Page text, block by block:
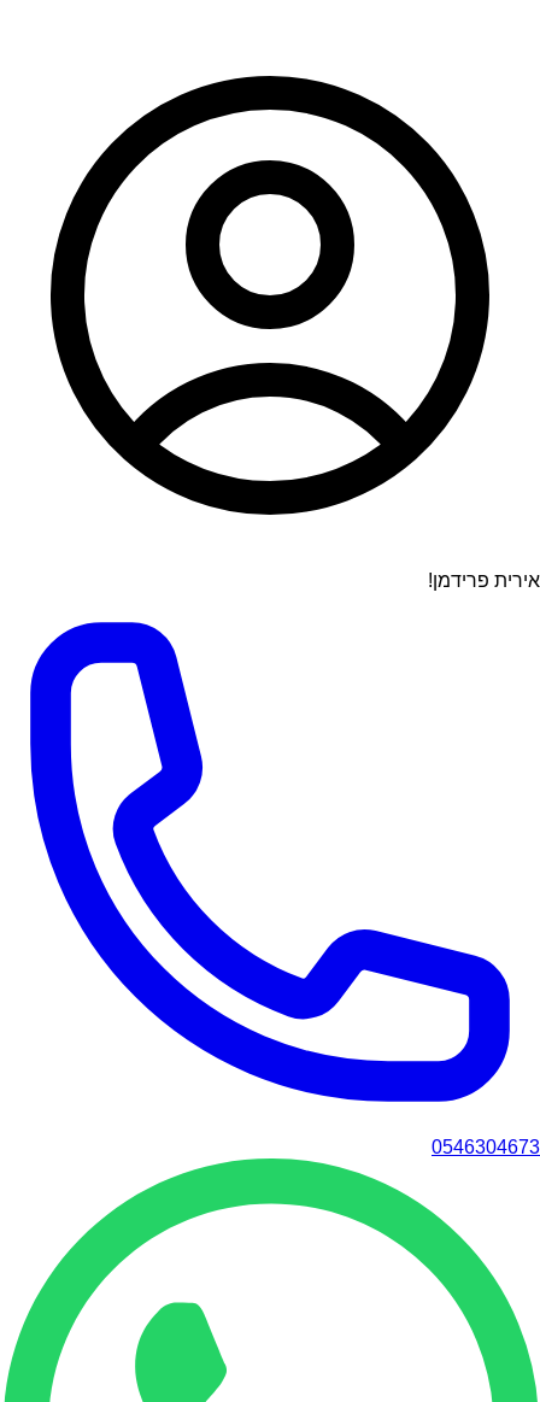
אירית פרידמן!
0546304673